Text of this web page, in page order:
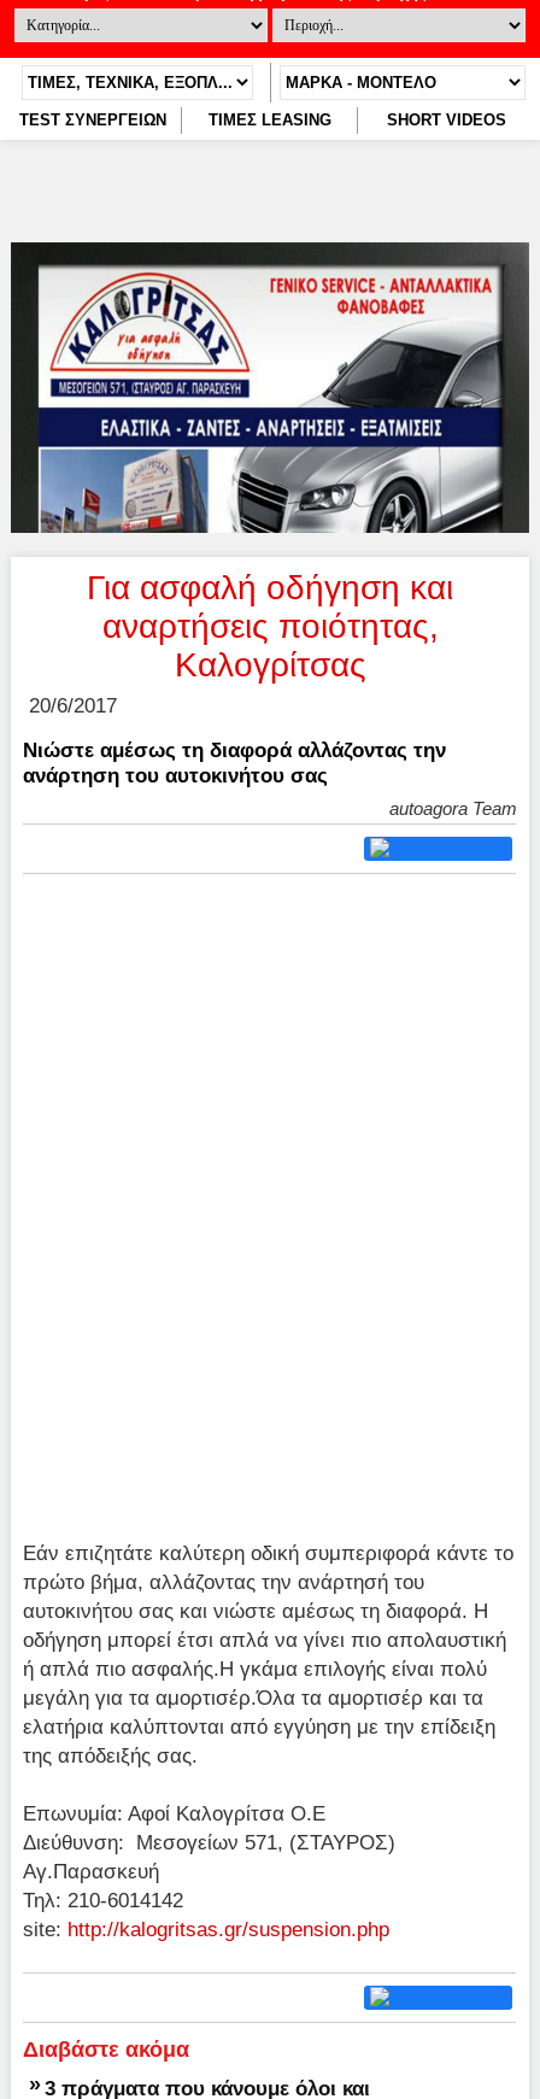
TEST ΣΥΝΕΡΓΕΙΩΝ ΤΙΜΕΣ LEASING SHORT VIDEOS
Για ασφαλή οδήγηση και
αναρτήσεις ποιότητας,
Καλογρίτσας
20/6/2017
Νιώστε αμέσως τη διαφορά αλλάζοντας την
ανάρτηση του αυτοκινήτου σας
autoagora Team
Εάν επιζητάτε καλύτερη οδική συμπεριφορά κάντε το
πρώτο βήμα, αλλάζοντας την ανάρτησή του
αυτοκινήτου σας και νιώστε αμέσως τη διαφορά. Η
οδήγηση μπορεί έτσι απλά να γίνει πιο απολαυστική
ή απλά πιο ασφαλής.Η γκάμα επιλογής είναι πολύ
μεγάλη για τα αμορτισέρ.Όλα τα αμορτισέρ και τα
ελατήρια καλύπτονται από εγγύηση με την επίδειξη
της απόδειξής σας.
Επωνυμία: Αφοί Καλογρίτσα Ο.Ε
Διεύθυνση: Μεσογείων 571, (ΣΤΑΥΡΟΣ)
Αγ.Παρασκευή
Τηλ: 210-6014142
site: http://kalogritsas.gr/suspension.php
Διαβάστε ακόμα
» 3 πράγματα που κάνουμε όλοι και